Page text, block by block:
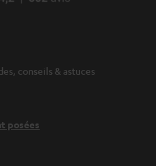
conseils & astuces
posées